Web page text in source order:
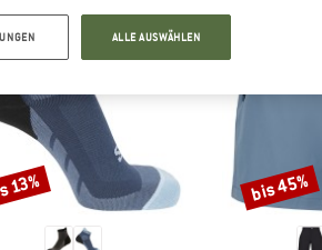
13% Rabatt
bis 45%
ALLE AUSWÄHLEN